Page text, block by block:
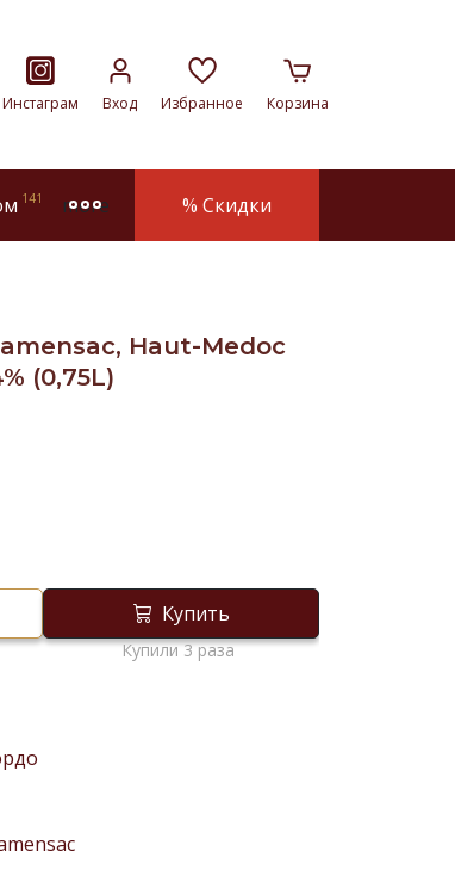
Инстаграм Вход Избранное Корзина
141 more % Скидки
Haut-Medoc
(0,75L)
Купить
Купили 3 раза